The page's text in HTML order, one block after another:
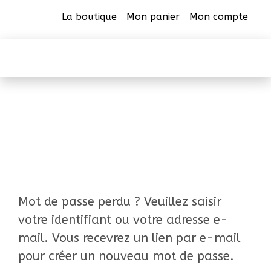
La boutique Mon panier Mon compte
Mot de passe perdu ? Veuillez saisir
votre identifiant ou votre adresse e-
mail. Vous recevrez un lien par e-mail
pour créer un nouveau mot de passe.